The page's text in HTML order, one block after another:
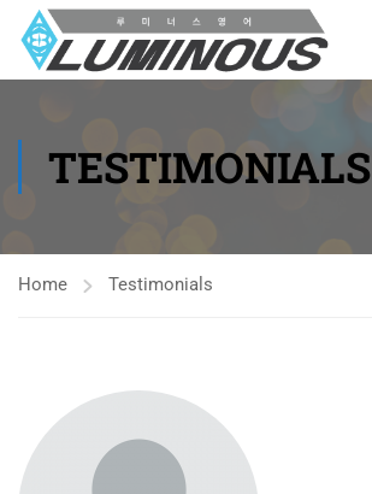
TESTIMONIALS
Home Testimonials